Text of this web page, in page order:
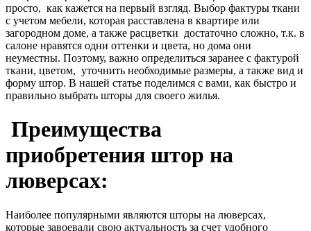
просто, как кажется на первый взгляд. Выбор фактуры ткани
с учетом мебели, которая расставлена в квартире или
загородном доме, а также расцветки достаточно сложно, т.к. в
салоне нравятся одни оттенки и цвета, но дома они
неуместны. Поэтому, важно определиться заранее с фактурой
ткани, цветом, уточнить необходимые размеры, а также вид и
форму штор. В нашей статье поделимся с вами, как быстро и
правильно выбрать шторы для своего жилья.
Преимущества
приобретения штор на
люверсах:
Наиболее популярными являются шторы на люверсах,
которые завоевали свою актуальность за счет удобного